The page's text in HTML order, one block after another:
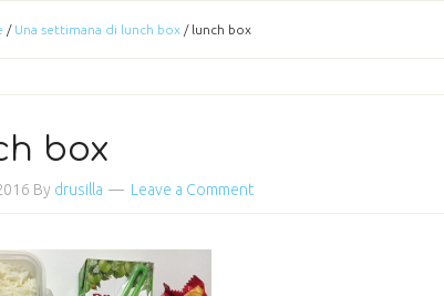
/ Una settimana di lunch box /lunch box
box
By drusilla Leave a Comment